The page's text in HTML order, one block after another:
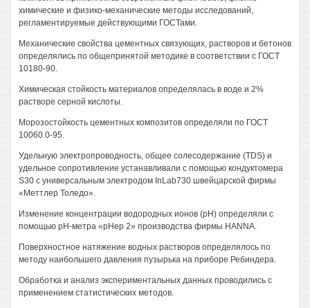
химические и физико-механические методы исследований,
регламентируемые действующими ГОСТами.
Механические свойства цементных связующих, растворов и бетонов
определялись по общепринятой методике в соответствии с ГОСТ
10180-90.
Химическая стойкость материалов определялась в воде и 2%
растворе серной кислоты.
Морозостойкость цементных композитов определяли по ГОСТ
10060.0-95.
Удельную электропроводность, общее солесодержание (TDS) и
удельное сопротивление устанавливали с помощью кондуктомера
S30 с универсальным электродом InLab730 швейцарской фирмы
«Меттлер Толедо».
Изменение концентрации водородных ионов (pH) определяли с
помощью рН-метра «рНер 2» производства фирмы HANNA.
Поверхностное натяжение водных растворов определялось по
методу наибольшего давления пузырька на приборе Ребиндера.
Обработка и анализ экспериментальных данных проводились с
применением статистических методов.